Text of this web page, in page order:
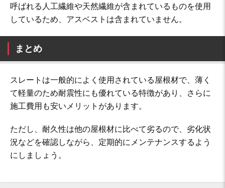
呼ばれる人工繊維や天然繊維が含まれているものを使用
しているため、アスベストは含まれていません。
まとめ
スレートは一般的によく使用されている屋根材で、薄く
て軽量のため耐震性にも優れている特徴があり、さらに
施工費用も安いメリットがあります。
ただし、耐久性は他の屋根材に比べて劣るので、劣化状
況などを確認しながら、定期的にメンテナンスするよう
にしましょう。